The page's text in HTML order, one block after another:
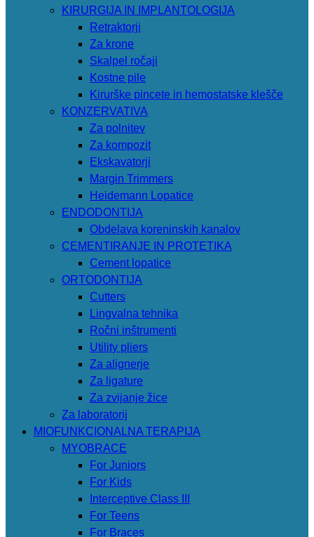
KIRURGIJA IN IMPLANTOLOGIJA
Retraktorji
Za krone
Skalpel ročaji
Kostne pile
Kirurške pincete in hemostatske klešče
KONZERVATIVA
Za polnitev
Za kompozit
Ekskavatorji
Margin Trimmers
Heidemann Lopatice
ENDODONTIJA
Obdelava koreninskih kanalov
CEMENTIRANJE IN PROTETIKA
Cement lopatice
ORTODONTIJA
Cutters
Lingvalna tehnika
Ročni inštrumenti
Utility pliers
Za alignerje
Za ligature
Za zvijanje žice
Za laboratorij
MIOFUNKCIONALNA TERAPIJA
MYOBRACE
For Juniors
For Kids
Interceptive Class III
For Teens
For Braces